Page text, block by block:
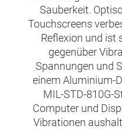
Sauberkeit.
Touchscreens
Reflexion und ist
gegenüber
Spannungen und
einem Aluminium-
MIL-STD-810G-
Computer und
Vibrationen